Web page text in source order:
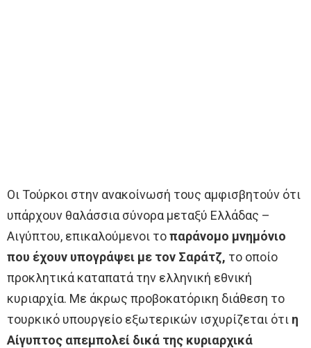
Οι Τούρκοι στην ανακοίνωσή τους αμφισβητούν ότι
υπάρχουν θαλάσσια σύνορα μεταξύ Ελλάδας –
Αιγύπτου, επικαλούμενοι τοπαράνομο μνημόνιο
που έχουν υπογράψει με τον Σαράτζ, το οποίο
προκλητικά καταπατά την ελληνική εθνική
κυριαρχία. Με άκρως προβοκατόρικη διάθεση το
τουρκικό υπουργείο εξωτερικών ισχυρίζεται ότι η
Αίγυπτος απεμπολεί δικά της κυριαρχικά